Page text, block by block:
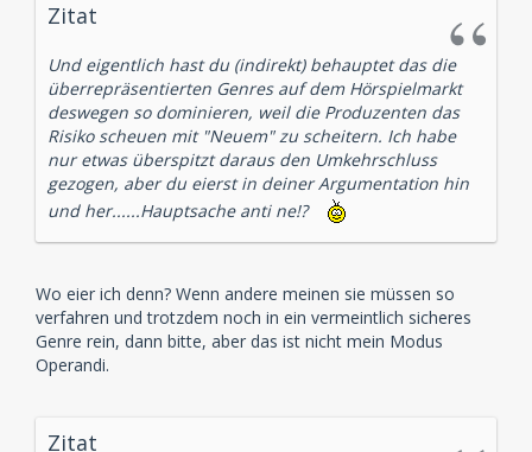
Zitat
Und eigentlich hast du (indirekt) behauptet das die
überrepräsentierten Genres auf dem Hörspielmarkt
deswegen so dominieren, weil die Produzenten das
Risiko scheuen mit "Neuem" zu scheitern. Ich habe
nur etwas überspitzt daraus den Umkehrschluss
gezogen, aber du eierst in deiner Argumentation hin
und her......Hauptsache anti ne!?
Wo eier ich denn? Wenn andere meinen sie müssen so
verfahren und trotzdem noch in ein vermeintlich sicheres
Genre rein, dann bitte, aber das ist nicht mein Modus
Operandi.
Zitat